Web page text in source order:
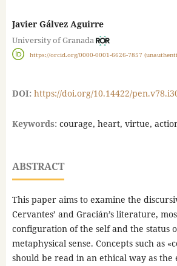
Javier Gálvez Aguirre
University of Granada
https://orcid.org/0000-0001-6626-7857
DOI: https://doi.org/10.14422/
Keywords: courage, heart, virtue,
ABSTRACT
This paper aims to examine the
Cervantes’ and Gracián’s literature,
configuration of the self and the status
metaphysical sense. Concepts such as
should be read in an ethical way as the